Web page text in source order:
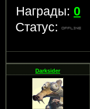
Награды: 0
Статус:
Darksider